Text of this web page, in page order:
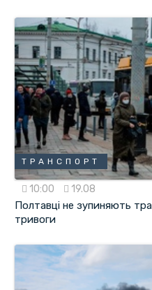
ТРАНСПОРТ
10:00 19.08
Полтавці не зупиняють
тривоги